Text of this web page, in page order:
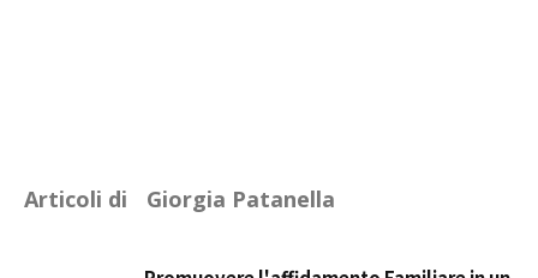
Articoli di Giorgia Patanella